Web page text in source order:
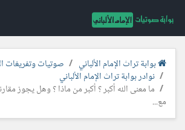
بوابة تراث الإمام الألباني
صوتيات وتفريغات
نوادر بوابة تراث الإمام الألباني
ما معنى الله أكبر ؟ أكبر من ماذا ؟ وهل يجوز
مع...